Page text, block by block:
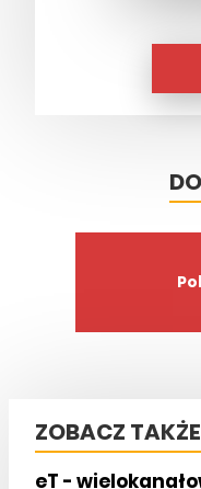
ZOBACZ TAKŻE
eT -